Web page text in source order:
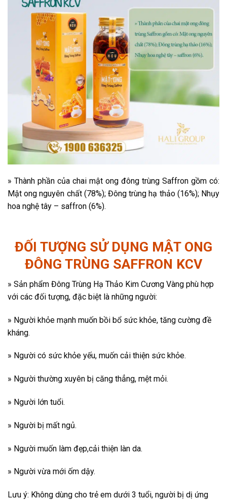
» Thành phần của chai mật ong đông trùng Saffron gồm có:
Mật ong nguyên chất (78%); Đông trùng hạ thảo (16%); Nhụy
hoa nghệ tây – saffron (6%).
ĐỐI TƯỢNG SỬ DỤNG MẬT ONG
ĐÔNG TRÙNG SAFFRON KCV
» Sản phẩm Đông Trùng Hạ Thảo Kim Cương Vàng phù hợp
với các đối tượng, đặc biệt là những người:
» Người khỏe mạnh muốn bồi bổ sức khỏe, tăng cường đề
kháng.
» Người có sức khỏe yếu, muốn cải thiện sức khỏe.
» Người thường xuyên bị căng thẳng, mệt mỏi.
» Người lớn tuổi.
» Người bị mất ngủ.
» Người muốn làm đẹp,cải thiện làn da.
» Người vừa mới ốm dậy.
Lưu ý: Không dùng cho trẻ em dưới 3 tuổi, người bị dị ứng